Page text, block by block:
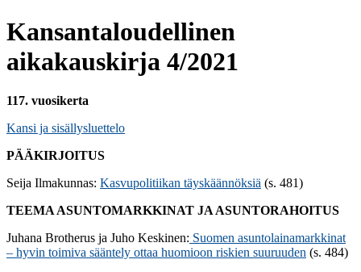
Kansantaloudellinen
aikakauskirja 4/2021
117. vuosikerta
Kansi ja sisällysluettelo
PÄÄKIRJOITUS
Seija Ilmakunnas: Kasvupolitiikan täyskäännöksiä (s. 481)
TEEMA ASUNTOMARKKINAT JA ASUNTORAHOITUS
Juhana Brotherus ja Juho Keskinen: Suomen asuntolainamarkkinat
– hyvin toimiva sääntely ottaa huomioon riskien suuruuden (s. 484)